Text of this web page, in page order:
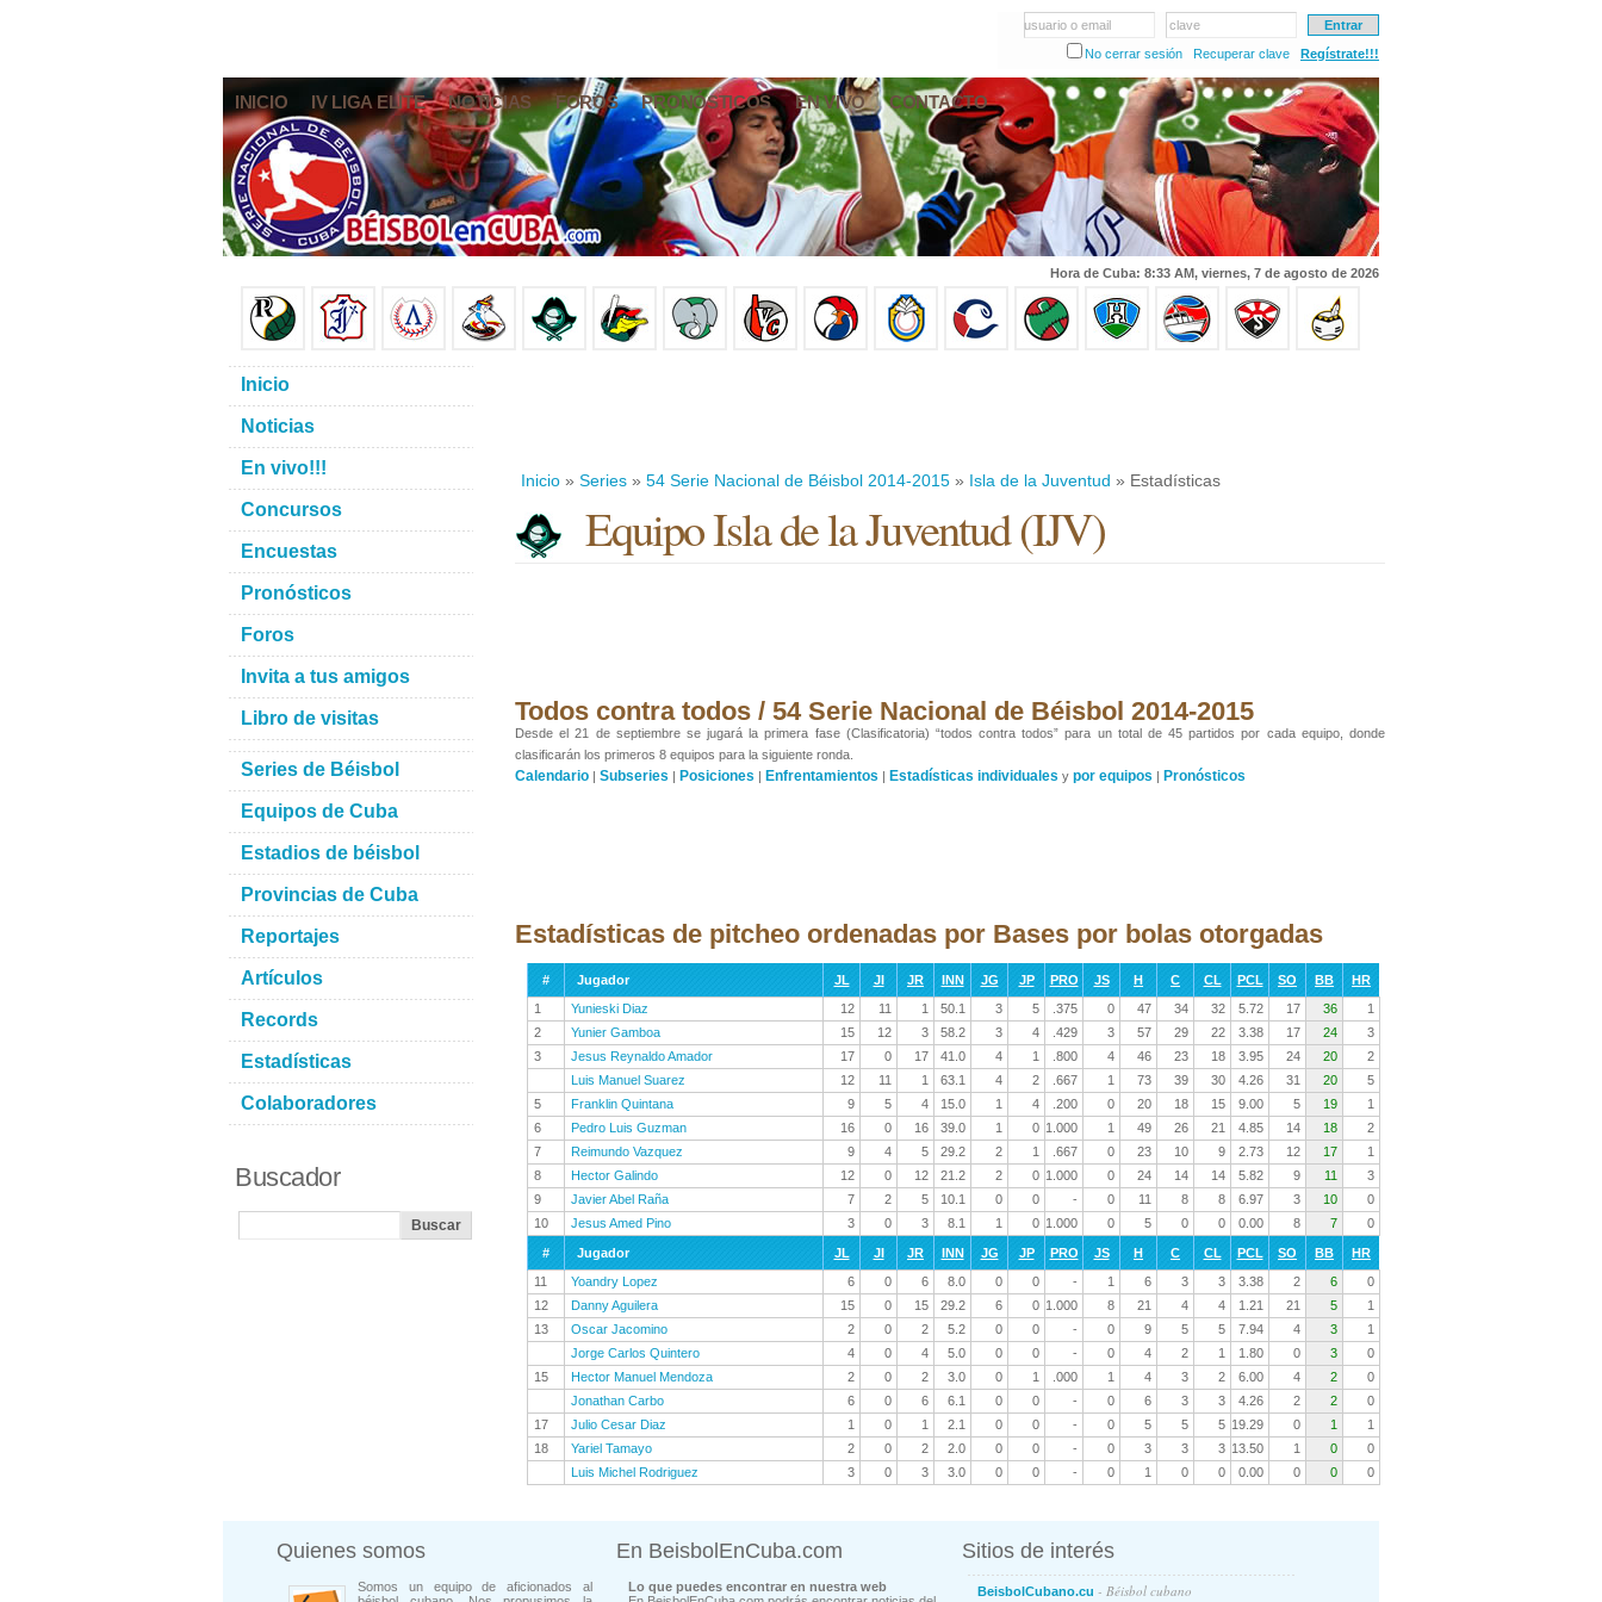
usuario o email
clave
No cerrar sesión
Recuperar clave Regístrate!!!
INICIO IV LIGA ELITE NOTICIAS FOROS PRONÓSTICOS EN VIVO CONTACTO
Hora de Cuba: 8:33 AM, viernes, 7 de agosto de 2026
Inicio » Series » 54 Serie Nacional de Béisbol 2014-2015 » Isla de la Juventud » Estadísticas
Equipo Isla de la Juventud (IJV)
Todos contra todos / 54 Serie Nacional de Béisbol 2014-2015
Desde el 21 de septiembre se jugará la primera fase (Clasificatoria) “todos contra todos” para un total de 45 partidos por cada equipo, donde
clasificarán los primeros 8 equipos para la siguiente ronda.
Calendario | Subseries | Posiciones | Enfrentamientos | Estadísticas individuales y por equipos | Pronósticos
Estadísticas de pitcheo ordenadas por Bases por bolas otorgadas
# Jugador JL JI JR INN JG JP PRO JS H C CL PCL SO BB
HR
1
Yunieski Diaz 12 11 1 50.1 3 5 .375 0 47 34 32 5.72 17 36
1
2
Yunier Gamboa 15 12 3 58.2 3 4 .429 3 57 29 22 3.38 17 24
3
3
Jesus Reynaldo Amador 17 0 17 41.0 4 1 .800 4 46 23 18 3.95 24 20
2
Luis Manuel Suarez
12 11 1 63.1 4 2 .667 1 73 39 30 4.26 31 20
5
5
Franklin Quintana 9 5 4 15.0 1 4 .200 0 20 18 15 9.00 5 19
1
6
Pedro Luis Guzman 16 0 16 39.0 1 0 1.000 1 49 26 21 4.85 14 18
2
7
Reimundo Vazquez 9 4 5 29.2 2 1 .667 0 23 10 9 2.73 12 17
1
8
Hector Galindo 12 0 12 21.2 2 0 1.000 0 24 14 14 5.82 9 11
3
9
Javier Abel Raña 7 2 5 10.1 0 0 - 0 11 8 8 6.97 3 10
0
10
Jesus Amed Pino 3 0 3 8.1 1 0 1.000 0 5 0 0 0.00 8 7 0
# Jugador JL JI JR INN JG JP PRO JS H C CL PCL SO BB
HR
11
Yoandry Lopez 6 0 6 8.0 0 0 - 1 6 3 3 3.38 2 6
0
12
Danny Aguilera 15 0 15 29.2 6 0 1.000 8 21 4 4 1.21 21 5
1
13
Oscar Jacomino 2 0 2 5.2 0 0 - 0 9 5 5 7.94 4 3
1
Jorge Carlos Quintero
4 0 4 5.0 0 0 - 0 4 2 1 1.80 0 3
0
15
Hector Manuel Mendoza 2 0 2 3.0 0 1 .000 1 4 3 2 6.00 4 2
0
Jonathan Carbo
6 0 6 6.1 0 0 - 0 6 3 3 4.26 2 2
0
17
Julio Cesar Diaz 1 0 1 2.1 0 0 - 0 5 5 5 19.29 0 1
1
18
Yariel Tamayo 2 0 2 2.0 0 0 - 0 3 3 3 13.50 1 0
0
Luis Michel Rodriguez
3 0 3 3.0 0 0 - 0 1 0 0 0.00 0 0 0
Inicio
Noticias
En vivo!!!
Concursos
Encuestas
Pronósticos
Foros
Invita a tus amigos
Libro de visitas
Series de Béisbol
Equipos de Cuba
Estadios de béisbol
Provincias de Cuba
Reportajes
Artículos
Records
Estadísticas
Colaboradores
Buscador
Quienes somos
Somos un equipo de aficionados al
En BeisbolEnCuba.com
Lo que puedes encontrar en nuestra web
Sitios de interés
BeisbolCubano.cu - Béisbol cubano